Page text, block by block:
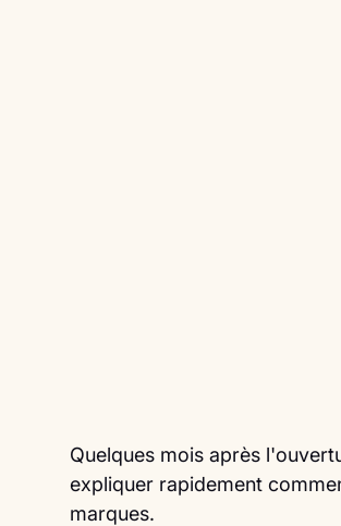
Quelques mois après
expliquer rapidement
marques.